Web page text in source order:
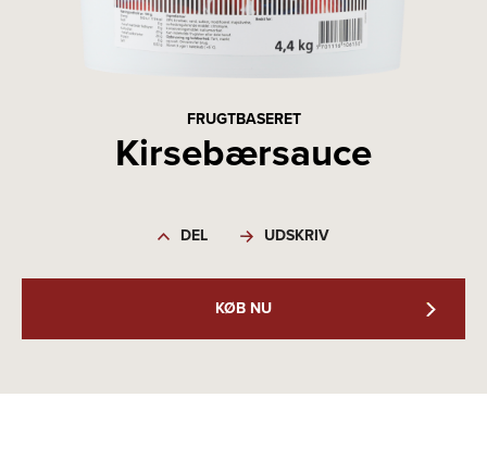
FRUGTBASERET
Kirsebærsauce
DEL UDSKRIV
KØB NU